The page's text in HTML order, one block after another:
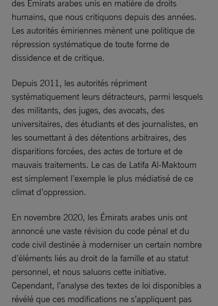
des Émirats arabes unis en matière de droits
humains, que nous critiquons depuis des années.
Les autorités émiriennes mènent une politique de
répression systématique de toute forme de
dissidence et de critique.
Depuis 2011, les autorités répriment
systématiquement leurs détracteurs, parmi lesquels
des militants, des juges, des avocats, des
universitaires, des étudiants et des journalistes, en
les soumettant à des détentions arbitraires, des
disparitions forcées, des actes de torture et de
mauvais traitements. Le cas de Latifa Al-Maktoum
est simplement l’exemple le plus médiatisé de ce
climat d’oppression.
En novembre 2020, les Émirats arabes unis ont
annoncé une vaste révision du code pénal et du
code civil destinée à moderniser un certain nombre
d’éléments liés au droit de la famille et au statut
personnel, et nous saluons cette initiative.
Cependant, l’analyse des textes de loi disponibles a
révélé que ces modifications ne s’appliquent pas